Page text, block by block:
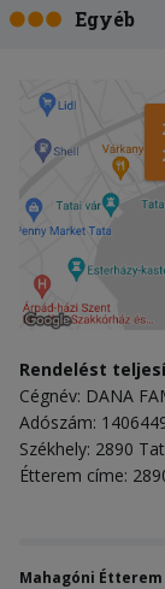
Egyéb
Rendelést
Cégnév: DANA
Adószám:
Székhely: 2890
Étterem címe:
Mahagóni